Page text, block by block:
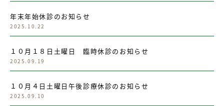
年末年始休診のお知らせ
2025.10.22
１０月１８日土曜日 臨時休診のお知らせ
2025.09.19
１０月４日土曜日午後診療休診のお知らせ
2025.09.10